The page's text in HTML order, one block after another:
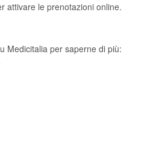
attivare le prenotazioni online.
Medicitalia per saperne di più: